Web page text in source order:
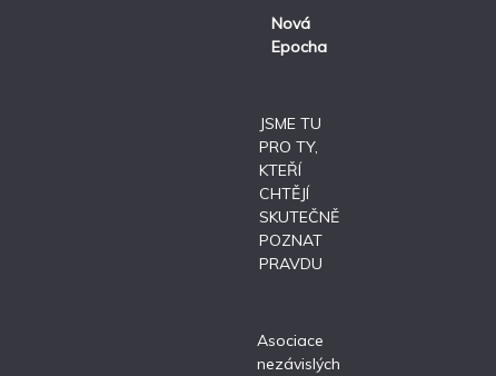
Nová
Epocha
JSME TU
PRO TY,
KTEŘÍ
CHTĚJÍ
SKUTEČNĚ
POZNAT
PRAVDU
Asociace
nezávislých